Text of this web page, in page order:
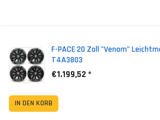
F-PACE 20 Zoll "Venom"
T4A3803
€1.199,52 *
IN DEN KORB
Abonniere jetzt unseren
Mail regelmäßig Infos regelmäßig
Angebote von GSP24 Germany.